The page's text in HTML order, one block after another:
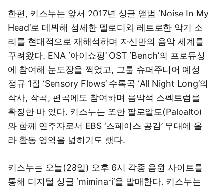
한편, 키스누는 앞서 2017년 싱글 앨범 ‘Noise In My
Head’로 데뷔해 섬세한 멜로디와 레트로한 악기 소
리를 현대적으로 재해석하며 자신만의 음악 세계를
꾸려왔다. ENA ‘아이쇼핑’ OST ‘Bench’의 프로듀싱
에 참여해 눈도장을 찍었고, 그룹 슈퍼주니어 예성
정규 1집 ‘Sensory Flows’ 수록곡 ‘All Night Long’의
작사, 작곡, 편곡에도 참여하며 음악적 스펙트럼을
확장한 바 있다. 키스누는 또한 팔로알토(Paloalto)
와 함께 연주자로서 EBS ‘스페이스 공감’ 무대에 올
라 활동 영역을 넓히기도 했다.
키스누는 오늘(28일) 오후 6시 각종 음원 사이트를
통해 디지털 싱글 ‘miminari’을 발매한다. 키스누는